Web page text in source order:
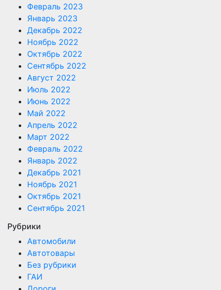
Февраль 2023
Январь 2023
Декабрь 2022
Ноябрь 2022
Октябрь 2022
Сентябрь 2022
Август 2022
Июль 2022
Июнь 2022
Май 2022
Апрель 2022
Март 2022
Февраль 2022
Январь 2022
Декабрь 2021
Ноябрь 2021
Октябрь 2021
Сентябрь 2021
Рубрики
Автомобили
Автотовары
Без рубрики
ГАИ